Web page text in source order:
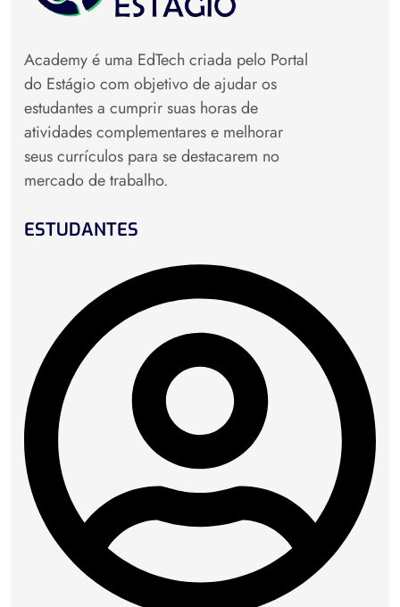
Academy é uma EdTech criada pelo Portal
do Estágio com objetivo de ajudar os
estudantes a cumprir suas horas de
atividades complementares e melhorar
seus currículos para se destacarem no
mercado de trabalho.
ESTUDANTES